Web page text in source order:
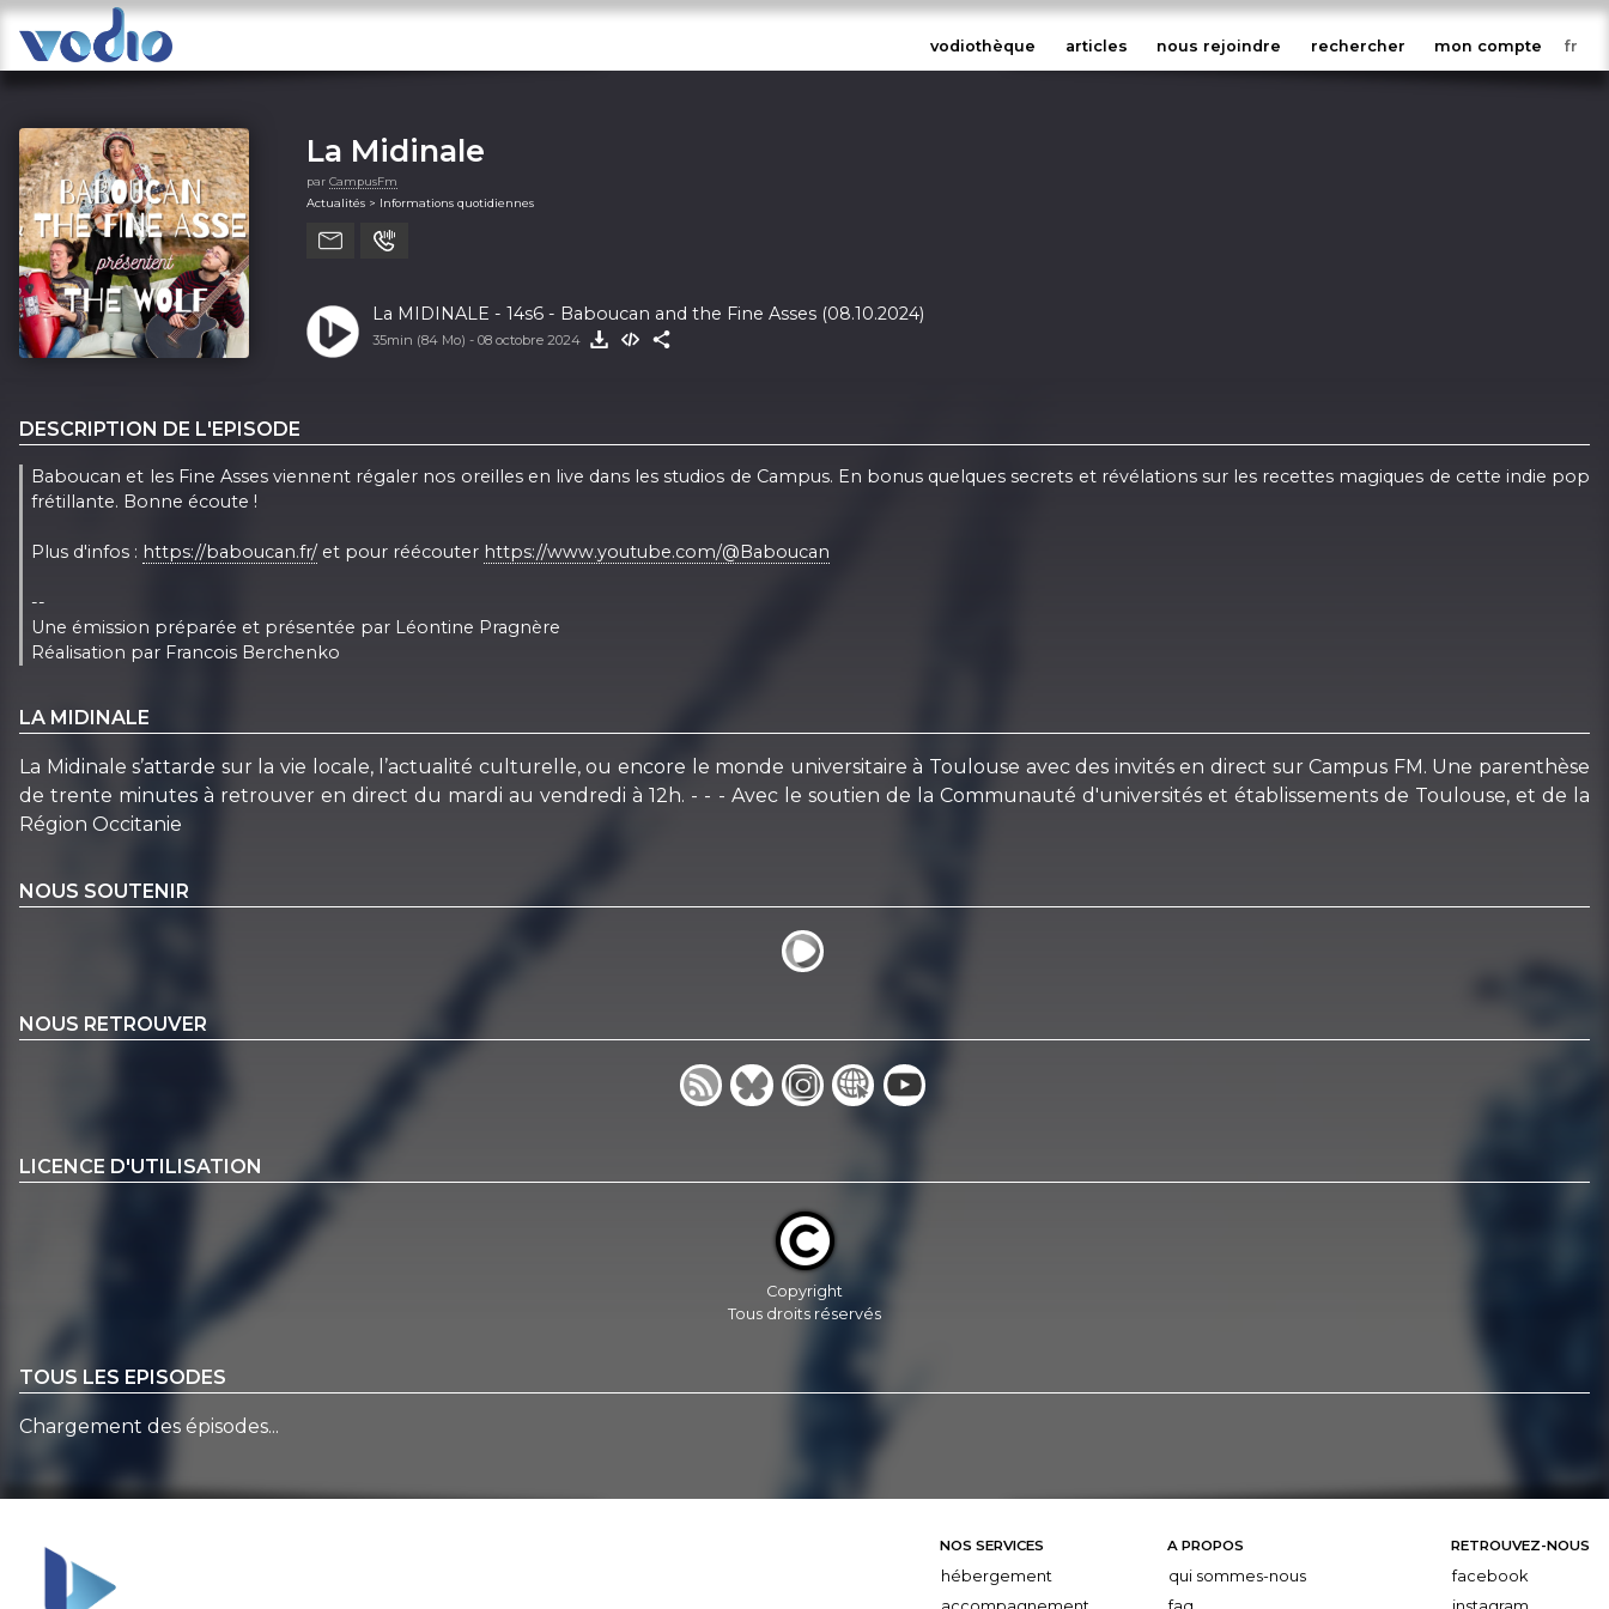
vodiothèque articles nous rejoindre rechercher mon compte
La Midinale
par CampusFm
Actualités > Informations quotidiennes
La MIDINALE - 14s6 - Baboucan and the Fine Asses (08.10.2024)
35min (84 Mo) - 08 octobre 2024
DESCRIPTION DE L'EPISODE
Baboucan et les Fine Asses viennent régaler nos oreilles en live dans les studios de Campus. En bonus quelques secrets et révélations sur les recettes magiques de cette indie pop
frétillante. Bonne écoute !
Plus d'infos : https://baboucan.fr/et pour réécouter https://www.youtube.com/@Baboucan
--
Une émission préparée et présentée par Léontine Pragnère
Réalisation par Francois Berchenko
LA MIDINALE
La Midinale s’attarde sur la vie locale, l’actualité culturelle, ou encore le monde universitaire à Toulouse avec des invités en direct sur Campus FM. Une parenthèse
de trente minutes à retrouver en direct du mardi au vendredi à 12h. - - - Avec le soutien de la Communauté d'universités et établissements de Toulouse, et de la
Région Occitanie
NOUS SOUTENIR
NOUS RETROUVER
LICENCE D'UTILISATION
Copyright
Tous droits réservés
TOUS LES EPISODES
Chargement des épisodes...
NOS SERVICES
hébergement
accompagnement
A PROPOS
qui sommes-nous
faq
RETROUVEZ-NOUS
facebook
instagram